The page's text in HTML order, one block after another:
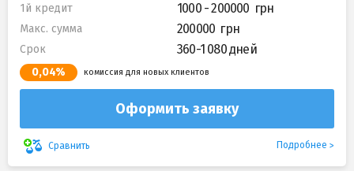
1й кредит 1000 - 200000
Макс. сумма 200000
Срок 360-1 080 дней
0,04% комиссия для новых клиентов
Оформить заявку
Сравнить Подробнее